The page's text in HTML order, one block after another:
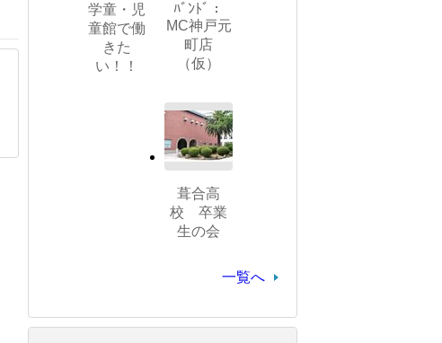
学童・児
童館で働
きた
い！！
ﾊﾞﾝﾄﾞ：
MC神戸元
町店
（仮）
葺合高
校 卒業
生の会
一覧へ